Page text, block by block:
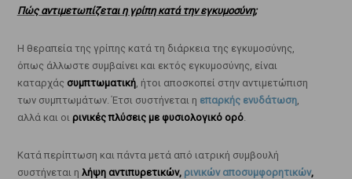
Πώς αντιμετωπίζεται η γρίπη κατά την εγκυμοσύνη;
Η θεραπεία της γρίπης κατά τη διάρκεια της εγκυμοσύνης,
όπως άλλωστε συμβαίνει και εκτός εγκυμοσύνης, είναι
καταρχάς συμπτωματική, ήτοι αποσκοπεί στην αντιμετώπιση
των συμπτωμάτων. Έτσι συστήνεται η επαρκής ενυδάτωση,
αλλά και οιρινικές πλύσεις με φυσιολογικό ορό.
Κατά περίπτωση και πάντα μετά από ιατρική συμβουλή
συστήνεται η λήψη αντιπυρετικών, ρινικών αποσυμφορητικών,